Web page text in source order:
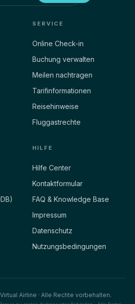
SERVICE
Online Check-in
Buchung verwalten
Meilen nachtragen
Tarifinformationen
Reisehinweise
Fluggastrechte
HILFE
Hilfe Center
Kontaktformular
FAQ & Knowledge Base
Impressum
Datenschutz
Nutzungsbedingungen
Airline · Alle Rechte vorbehalten.